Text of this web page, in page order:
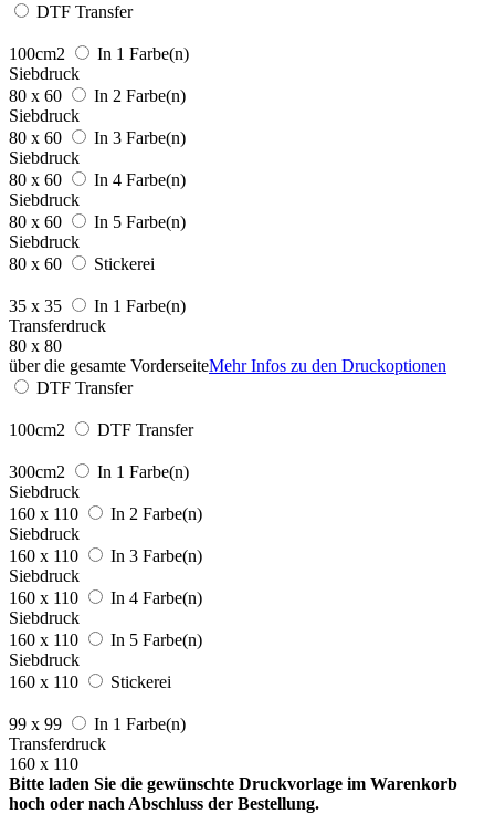
DTF Transfer
100cm2
In 1 Farbe(n)
Siebdruck
80 x 60
In 2 Farbe(n)
Siebdruck
80 x 60
In 3 Farbe(n)
Siebdruck
80 x 60
In 4 Farbe(n)
Siebdruck
80 x 60
In 5 Farbe(n)
Siebdruck
80 x 60
Stickerei
35 x 35
In 1 Farbe(n)
Transferdruck
80 x 80
über die gesamte VorderseiteMehr Infos zu den Druckoptionen
DTF Transfer
100cm2 DTF Transfer
300cm2
In 1 Farbe(n)
Siebdruck
160 x 110
In 2 Farbe(n)
Siebdruck
160 x 110
In 3 Farbe(n)
Siebdruck
160 x 110
In 4 Farbe(n)
Siebdruck
160 x 110
In 5 Farbe(n)
Siebdruck
160 x 110
Stickerei
99 x 99
In 1 Farbe(n)
Transferdruck
160 x 110
Bitte laden Sie die gewünschte Druckvorlage im Warenkorb
hoch oder nach Abschluss der Bestellung.